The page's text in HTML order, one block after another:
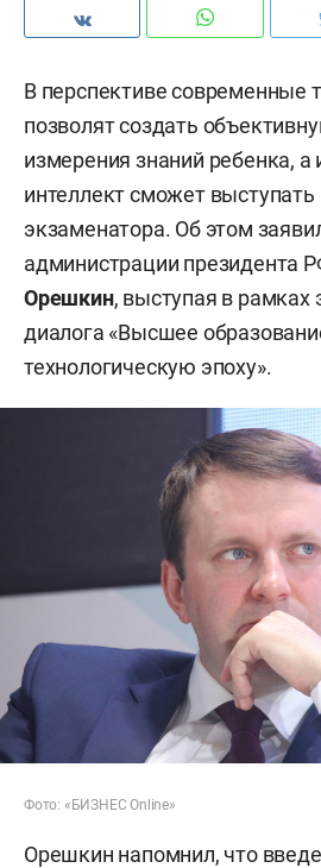
В перспективе современные
позволят создать
измерения знаний ребенка, а
интеллект сможет выступать
экзаменатора. Об этом
администрации президента
Орешкин, выступая в рамках
диалога «Высшее
технологическую эпоху».
Фото: «БИЗНЕС Online»
Орешкин напомнил, что